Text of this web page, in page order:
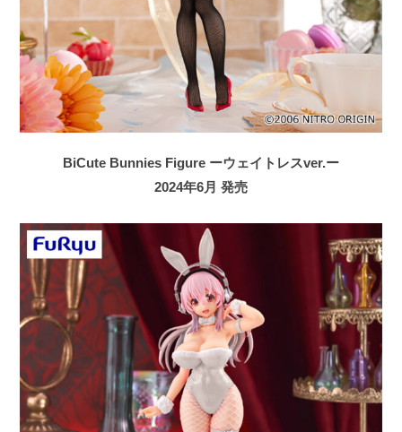
BiCute Bunnies Figure ーウェイトレスver.ー
2024年6月 発売